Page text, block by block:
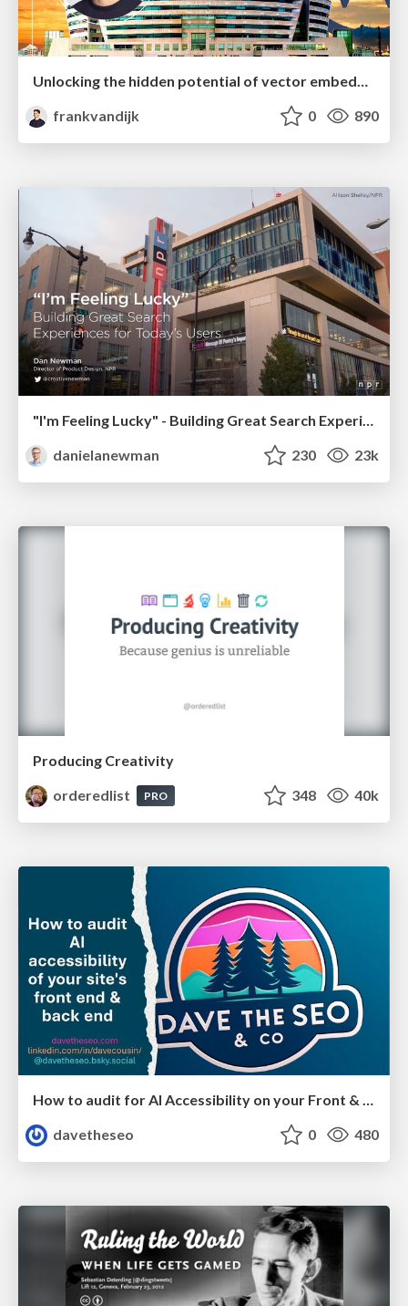
Unlocking the hidden potential of vector embeddings in international SEO
frankvandijk
0 890
"I'm Feeling Lucky" - Building Great Search Experiences for Today's Users (#IAC19)
danielanewman
230 23k
Producing Creativity
orderedlist
PRO 348 40k
How to audit for AI Accessibility on your Front & Back End
davetheseo
0 480